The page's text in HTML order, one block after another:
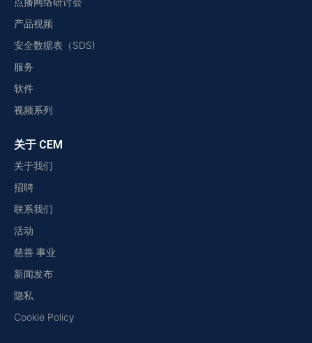
产品视频
安全数据表（SDS)
服务
软件
视频系列
关于 CEM
关于我们
招聘
联系我们
活动
慈善 事业
新闻发布
隐私
Cookie Policy